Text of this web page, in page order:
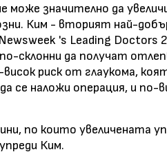
може значително да
Ким - вторият най-
's Leading Doctors
склонни да получат
висок риск от глаукома,
се наложи операция, и по-
по които увеличената
Ким.